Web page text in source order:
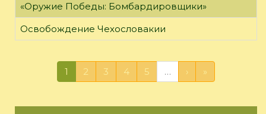
«Оружие Победы: Бомбардировщики»
Освобождение Чехословакии
1 2 3 4 5 … › »